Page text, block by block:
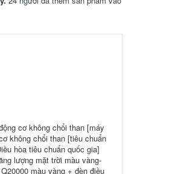
cơ không chổi than [máy
không chổi than [tiêu chuẩn
hòa tiêu chuẩn quốc gia]
lượng mặt trời màu vàng-
màu vàng + đèn điều